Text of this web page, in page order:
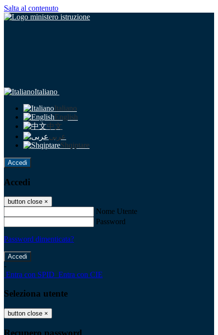
Salta al contenuto
Italiano
Italiano
English
中文
عربى
Shqiptare
Accedi
Accedi
button close ×
Nome Utente
Password
Password dimenticata?
-
Entra con SPID Entra con CIE
Seleziona utente
button close ×
Recupero password